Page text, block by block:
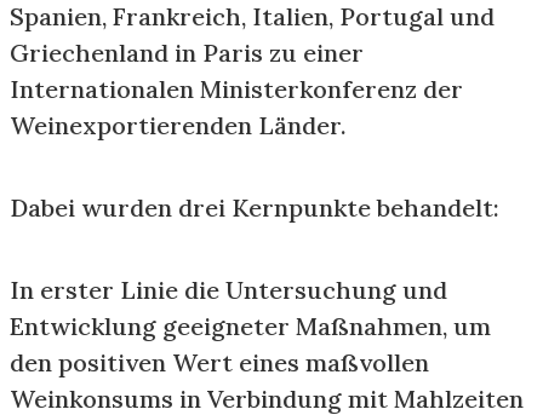
Spanien, Frankreich, Italien, Portugal und
Griechenland in Paris zu einer
Internationalen Ministerkonferenz der
Weinexportierenden Länder.
Dabei wurden drei Kernpunkte behandelt:
In erster Linie die Untersuchung und
Entwicklung geeigneter Maßnahmen, um
den positiven Wert eines maßvollen
Weinkonsums in Verbindung mit Mahlzeiten